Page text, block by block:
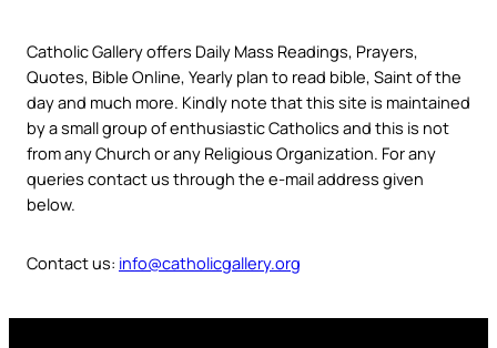
Catholic Gallery offers Daily Mass Readings, Prayers,
Quotes, Bible Online, Yearly plan to read bible, Saint of the
day and much more. Kindly note that this site is maintained
by a small group of enthusiastic Catholics and this is not
from any Church or any Religious Organization. For any
queries contact us through the e-mail address given
below.
Contact us: info@catholicgallery.org